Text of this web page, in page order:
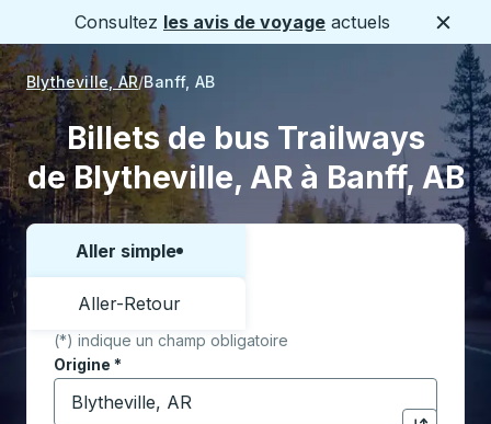
Consultez les avis de voyage actuels
Blytheville, AR Banff, AB
Billets de bus Trailways
de Blytheville, AR à Banff, AB
Choisissez un sens ou un aller-retour:
Aller simple
Aller-Retour
(*) indique un champ obligatoire
Origine *
Commencez à saisir la ville d'origine pour ouvrir
Destination *